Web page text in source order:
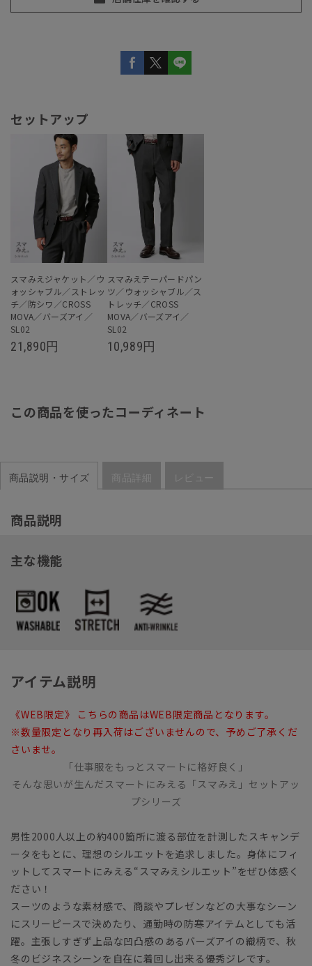
セットアップ
スマみえジャケット／ウ
ォッシャブル／ストレッ
チ／防シワ／CROSS
MOVA／バーズアイ／
SL02
21,890円
スマみえテーパードパン
ツ／ウォッシャブル／ス
トレッチ／CROSS
MOVA／バーズアイ／
SL02
10,989円
この商品を使ったコーディネート
商品説明・サイズ 商品詳細 レビュー
商品説明
主な機能
アイテム説明
《WEB限定》 こちらの商品はWEB限定商品となります。
※数量限定となり再入荷はございませんので、予めご了承くだ
さいませ。
「仕事服をもっとスマートに格好良く」
そんな思いが生んだスマートにみえる「スマみえ」セットアッ
プシリーズ
男性2000人以上の約400箇所に渡る部位を計測したスキャンデ
ータをもとに、理想のシルエットを追求しました。身体にフィ
ットしてスマートにみえる“スマみえシルエット”をぜひ体感く
ださい！
スーツのような素材感で、商談やプレゼンなどの大事なシーン
にスリーピースで決めたり、通勤時の防寒アイテムとしても活
躍。主張しすぎず上品な凹凸感のあるバーズアイの織柄で、秋
冬のビジネスシーンを自在に着回し出来る優秀ジレです。